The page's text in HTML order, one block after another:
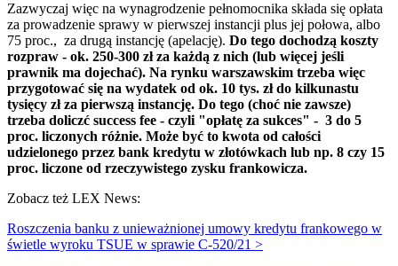
Zazwyczaj więc na wynagrodzenie pełnomocnika składa się opłata
za prowadzenie sprawy w pierwszej instancji plus jej połowa, albo
75 proc., za drugą instancję (apelację). Do tego dochodzą koszty
rozpraw - ok. 250-300 zł za każdą z nich (lub więcej jeśli
prawnik ma dojechać). Na rynku warszawskim trzeba więc
przygotować się na wydatek od ok. 10 tys. zł do kilkunastu
tysięcy zł za pierwszą instancję. Do tego (choć nie zawsze)
trzeba doliczć success fee - czyli "opłatę za sukces" - 3 do 5
proc. liczonych różnie. Może być to kwota od całości
udzielonego przez bank kredytu w złotówkach lub np. 8 czy 15
proc. liczone od rzeczywistego zysku frankowicza.
Zobacz też LEX News:
Roszczenia banku z unieważnionej umowy kredytu frankowego w
świetle wyroku TSUE w sprawie C-520/21 >